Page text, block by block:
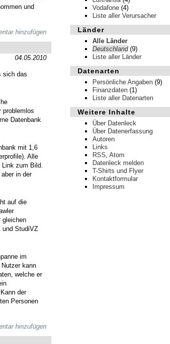
Vodafone (4)
Liste aller Verursacher
Länder
Alle Länder
Deutschland(9)
Liste aller Länder
Datenarten
Persönliche Angaben (9)
Finanzdaten (1)
Liste aller Datenarten
Weitere Inhalte
Über Datenleck
Über Datenerfassung
Autoren
Links
RSS, Atom
Datenleck melden
T-Shirts und Flyer
Kontaktformular
Impressum
und
hinzufügen
04.05.2010
sich das
problemlos
Datenbank
mit 1,6
Alle
zum Bild.
in der
auf die
gleichen
und StudiVZ
im
kann
welche er
der
Personen
hinzufügen